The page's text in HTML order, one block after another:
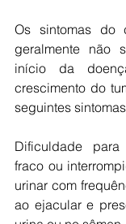
Os sintomas do
geralmente não
início da
crescimento do
seguintes
Dificuldade
fraco ou
urinar com
ao ejacular e